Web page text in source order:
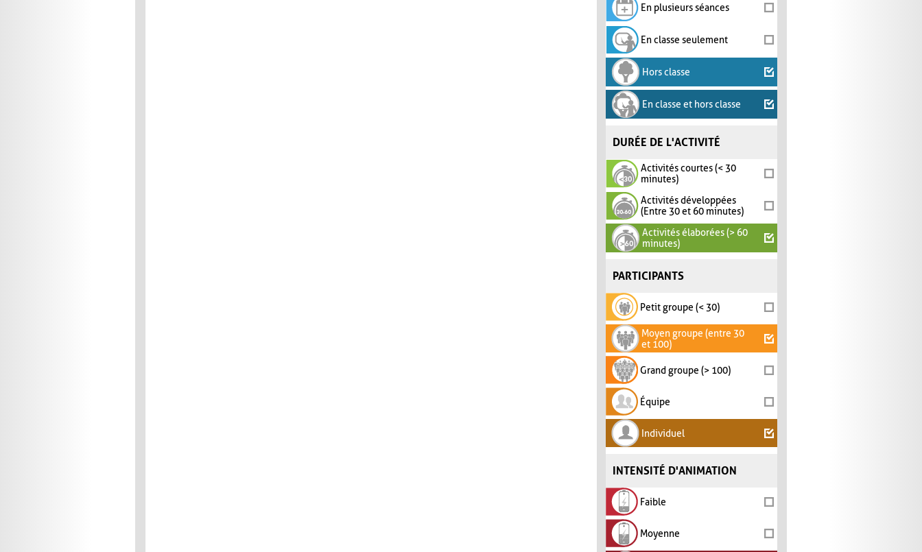
En plusieurs séances
En classe seulement
Hors classe
En classe et hors classe
DURÉE DE L'ACTIVITÉ
Activités courtes (< 30
minutes)
Activités développées
(Entre 30 et 60 minutes)
Activités élaborées (> 60
minutes)
PARTICIPANTS
Petit groupe (< 30)
Moyen groupe (entre 30
et 100)
Grand groupe (> 100)
Équipe
Individuel
INTENSITÉ D'ANIMATION
Faible
Moyenne